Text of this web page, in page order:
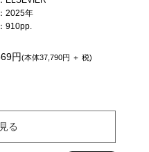
：2025年
：910pp.
円(本体37,790円 ＋ 税)
る